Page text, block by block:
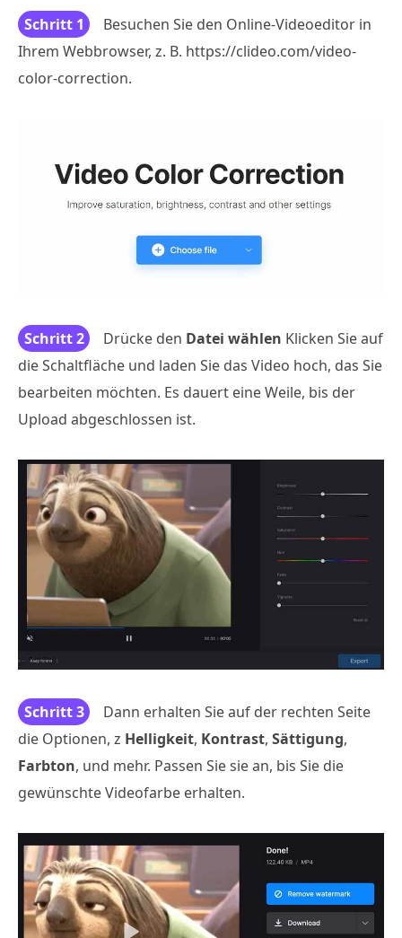
Schritt 1
Besuchen Sie den Online-Videoeditor in
Ihrem Webbrowser, z. B. https://clideo.com/video-
color-correction.
Schritt 2 Drücke den Datei wählen Klicken Sie auf
die Schaltfläche und laden Sie das Video hoch, das Sie
bearbeiten möchten. Es dauert eine Weile, bis der
Upload abgeschlossen ist.
Schritt 3
Dann erhalten Sie auf der rechten Seite
die Optionen, z Helligkeit, Kontrast, Sättigung,
Farbton, und mehr. Passen Sie sie an, bis Sie die
gewünschte Videofarbe erhalten.